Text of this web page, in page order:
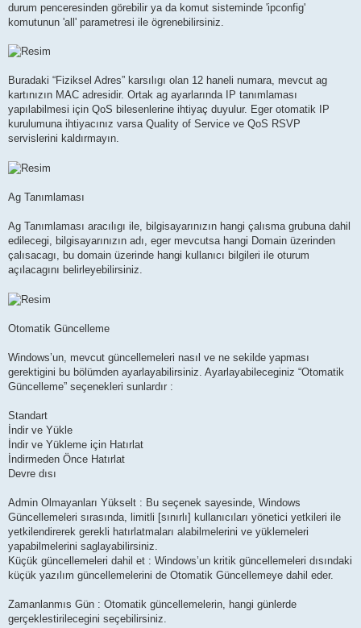
durum penceresinden görebilir ya da komut sisteminde 'ipconfig'
komutunun 'all' parametresi ile ögrenebilirsiniz.
Buradaki “Fiziksel Adres” karsılıgı olan 12 haneli numara, mevcut ag
kartınızın MAC adresidir. Ortak ag ayarlarında IP tanımlaması
yapılabilmesi için QoS bilesenlerine ihtiyaç duyulur. Eger otomatik IP
kurulumuna ihtiyacınız varsa Quality of Service ve QoS RSVP
servislerini kaldırmayın.
Ag Tanımlaması
Ag Tanımlaması aracılıgı ile, bilgisayarınızın hangi çalısma grubuna dahil
edilecegi, bilgisayarınızın adı, eger mevcutsa hangi Domain üzerinden
çalısacagı, bu domain üzerinde hangi kullanıcı bilgileri ile oturum
açılacagını belirleyebilirsiniz.
Otomatik Güncelleme
Windows’un, mevcut güncellemeleri nasıl ve ne sekilde yapması
gerektigini bu bölümden ayarlayabilirsiniz. Ayarlayabileceginiz “Otomatik
Güncelleme” seçenekleri sunlardır :
Standart
İndir ve Yükle
İndir ve Yükleme için Hatırlat
İndirmeden Önce Hatırlat
Devre dısı
Admin Olmayanları Yükselt : Bu seçenek sayesinde, Windows
Güncellemeleri sırasında, limitli [sınırlı] kullanıcıları yönetici yetkileri ile
yetkilendirerek gerekli hatırlatmaları alabilmelerini ve yüklemeleri
yapabilmelerini saglayabilirsiniz.
Küçük güncellemeleri dahil et : Windows’un kritik güncellemeleri dısındaki
küçük yazılım güncellemelerini de Otomatik Güncellemeye dahil eder.
Zamanlanmıs Gün : Otomatik güncellemelerin, hangi günlerde
gerçeklestirilecegini seçebilirsiniz.